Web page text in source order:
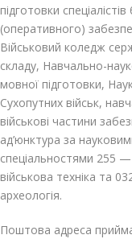
підготовки
(оперативного)
Військовий коледж
складу, Навчально-
мовної підготовки,
Сухопутних військ,
військові частини
ад’юнктура за
спеціальностями 255
військова техніка та
археологія.
Поштова адреса